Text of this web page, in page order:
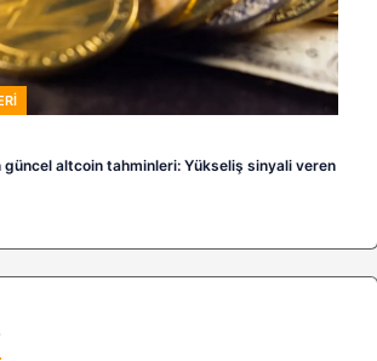
altcoin tahminleri: Yükseliş sinyali veren